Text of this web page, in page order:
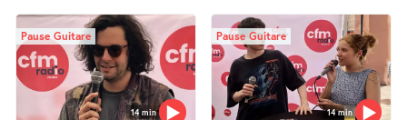
14 min
Pause Guitare
14 min
Pause Guitare